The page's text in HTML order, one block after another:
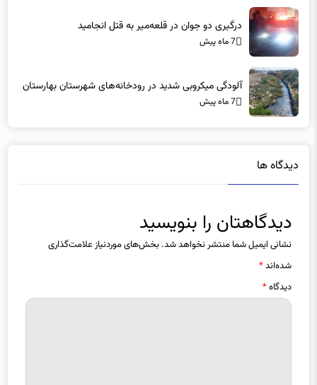
7 ماه پیش
نشانی ایمیل شما منتشر نخواهد شد.بخش‌های موردنیاز علامت‌گذاری
شده‌اند*
دیدگاه*